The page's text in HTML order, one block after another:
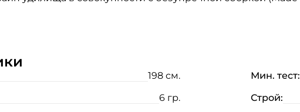
198 см. Мин. тест:
6 гр. Строй: